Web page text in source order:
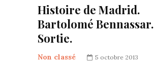
Histoire de Madrid.
Bartolomé Bennassar.
Sortie.
Non classé 5 octobre 2013